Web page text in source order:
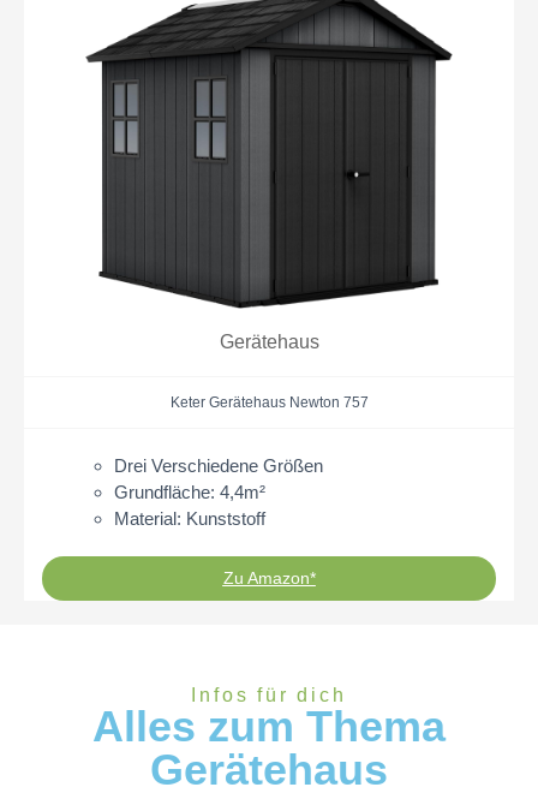
Gerätehaus
Keter Gerätehaus Newton 757
Drei Verschiedene Größen
Grundfläche: 4,4m²
Material: Kunststoff
Zu Amazon*
Infos für dich
Alles zum Thema
Gerätehaus